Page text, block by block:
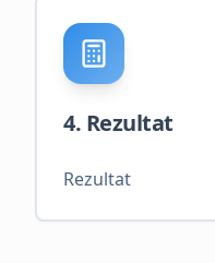
4. Rezultat
Rezultat